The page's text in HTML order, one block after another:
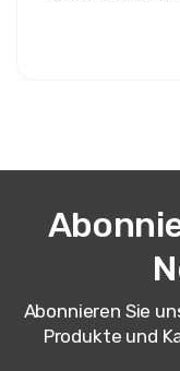
Abonnieren Sie
Produkte und